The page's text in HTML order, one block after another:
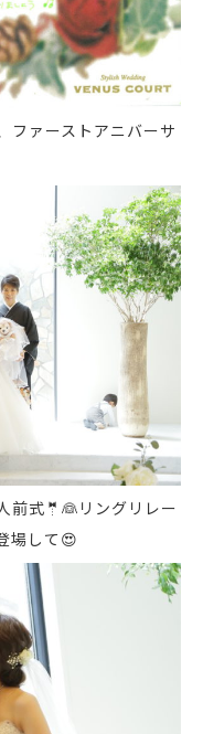
ファーストアニバーサ
前式 🤵 👰 リングリレー
場して 😍